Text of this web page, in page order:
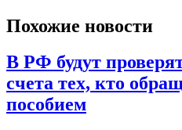
Похожие новости
В РФ будут
счета тех, кто
пособием